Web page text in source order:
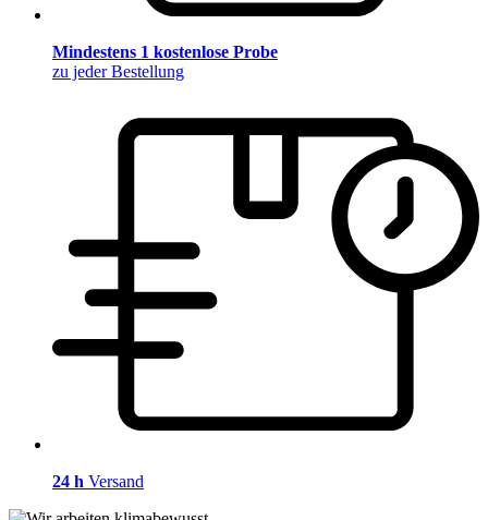
Mindestens 1 kostenlose Probe
zu jeder Bestellung
24 h Versand